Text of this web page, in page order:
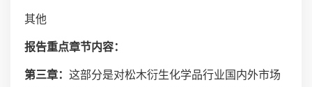
其他
报告重点章节内容：
第三章： 这部分是对松木衍生化学品行业国内外市场